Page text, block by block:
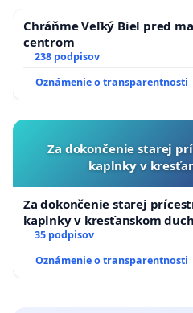
Chráňme Veľký Biel pred
centrom
238 podpisov
Oznámenie o transparentnosti
Za dokončenie starej
kaplnky v
Za dokončenie starej
kaplnky v kresťanskom
35 podpisov
Oznámenie o transparentnosti